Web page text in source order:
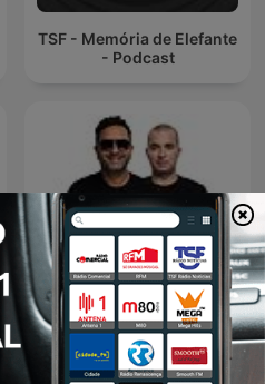
TSF - Memória de Elefante
- Podcast
RFM - Fridayboyz